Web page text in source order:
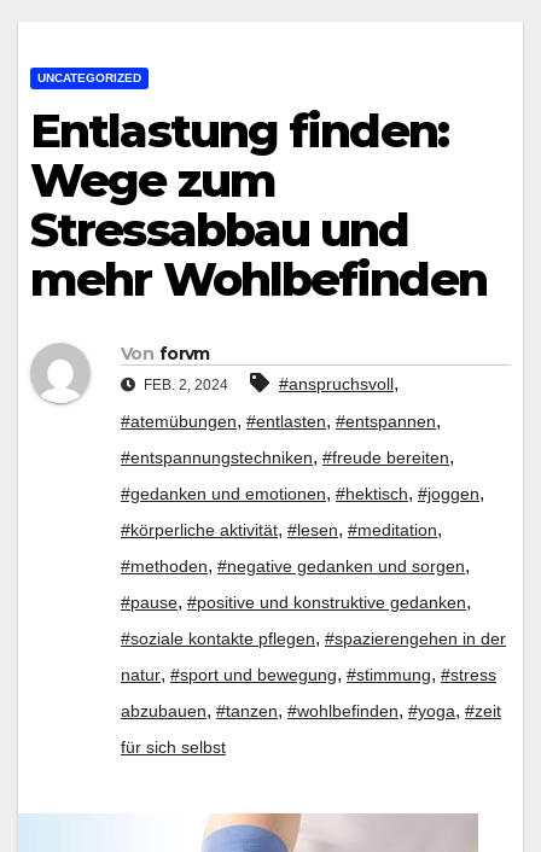
UNCATEGORIZED
Entlastung finden:
Wege zum
Stressabbau und
mehr Wohlbefinden
Von forvm
FEB. 2, 2024 #anspruchsvoll,
#atemübungen, #entlasten, #entspannen,
#entspannungstechniken, #freude bereiten,
#gedanken und emotionen, #hektisch, #joggen,
#körperliche aktivität, #lesen, #meditation,
#methoden, #negative gedanken und sorgen,
#pause, #positive und konstruktive gedanken,
#soziale kontakte pflegen, #spazierengehen in der
natur, #sport und bewegung, #stimmung, #stress
abzubauen, #tanzen, #wohlbefinden, #yoga, #zeit
für sich selbst